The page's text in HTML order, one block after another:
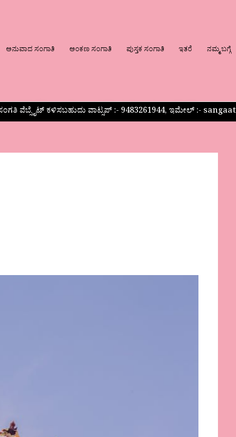
ಅನುವಾದ ಸಂಗಾತಿ ಅಂಕಣ ಸಂಗಾತಿ ಪುಸ್ತಕ ಸಂಗಾತಿ ಇತರೆ ನಮ್ಮ ಬಗ್ಗೆ
ವೆಬ್ಸೈಟ್ ಕಳಿಸಬಹುದು ವಾಟ್ಸಪ್‌ :- 9483261944, ಇಮೇಲ್ :-